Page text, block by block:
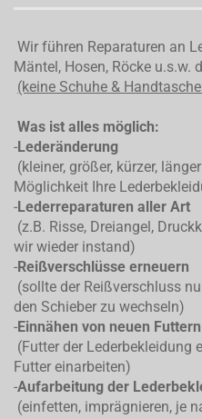
Wir führen Reparaturen an
Mäntel, Hosen, Röcke u.s.w.
(keine Schuhe &
Was ist alles möglich:
-Lederänderung
(kleiner, größer, kürzer,
Möglichkeit Ihre
-Lederreparaturen aller Art
(z.B. Risse, Dreiangel,
wir wieder instand)
-Reißverschlüsse erneuern
(sollte der Reißverschluss
den Schieber zu wechseln)
-Einnähen von neuen Futtern
(Futter der Lederbekleidung
Futter einarbeiten)
-Aufarbeitung der
(einfetten, imprägnieren, je